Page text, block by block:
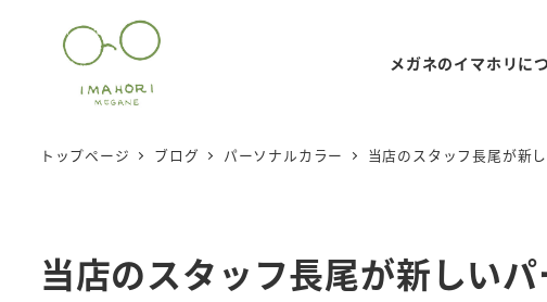
メガネのイマホリに
トップページ ブログ パーソナルカラー 当店のスタッフ長尾が新
当店のスタッフ長尾が新しい